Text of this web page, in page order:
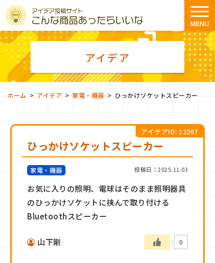
アイデア
ホーム > アイデア > 家電・機器 > ひっかけソケットスピーカー
ひっかけソケットスピーカー
アイデアID: 12267
家電・機器 投稿日：2025.11.03
お気に入りの照明、電球はそのまま照明器具
のひっかけソケットに挟んで取り付ける
Bluetoothスピーカー
山下剛 0